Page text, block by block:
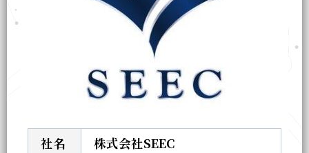
社名
株式会社SEEC